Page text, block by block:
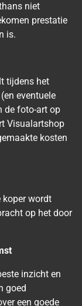
niet
prestatie
is.
tijdens het
eventuele
de foto-art op
Visualartshop
kosten
koper wordt
op het door
inzicht en
goed
een goede